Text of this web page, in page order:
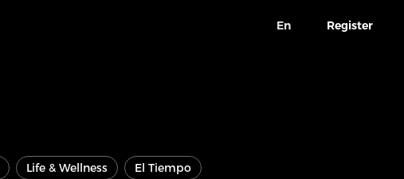
En Register
Life & Wellness El Tiempo